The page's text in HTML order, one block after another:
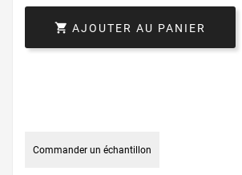
 AJOUTER AU PANIER
Commander un échantillon